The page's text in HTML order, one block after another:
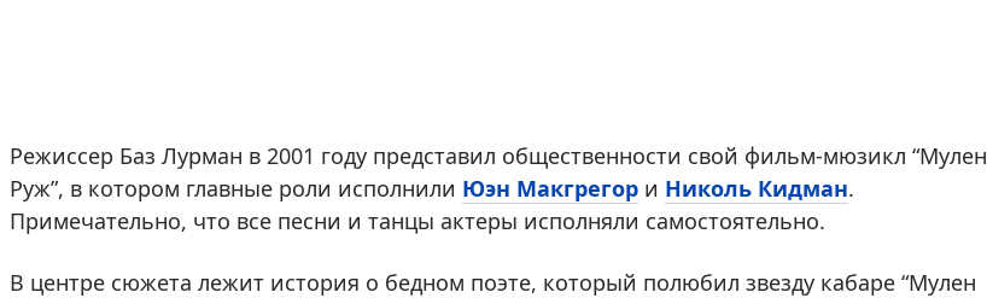
Режиссер Баз Лурман в 2001 году представил общественности свой фильм-мюзикл “Мулен
Руж”, в котором главные роли исполнили Юэн Макгрегор и Николь Кидман.
Примечательно, что все песни и танцы актеры исполняли самостоятельно.
В центре сюжета лежит история о бедном поэте, который полюбил звезду кабаре “Мулен